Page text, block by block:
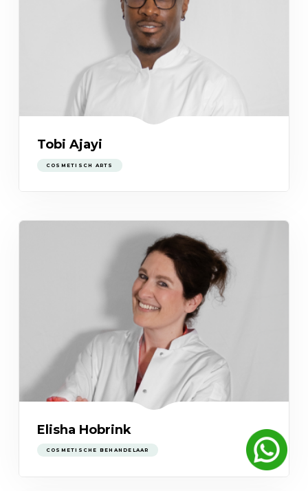
Tobi Ajayi
COSMETISCH ARTS
Elisha Hobrink
COSMETISCHE BEHANDELAAR